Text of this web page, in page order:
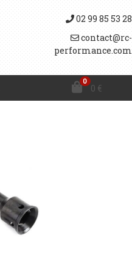
02 99 85 53 28
contact@rc-
performance.com
0
0 €